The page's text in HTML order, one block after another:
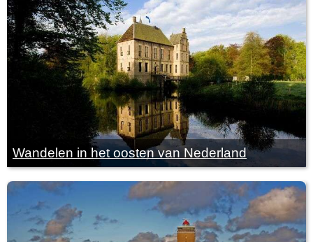
Wandelen in het oosten van Nederland